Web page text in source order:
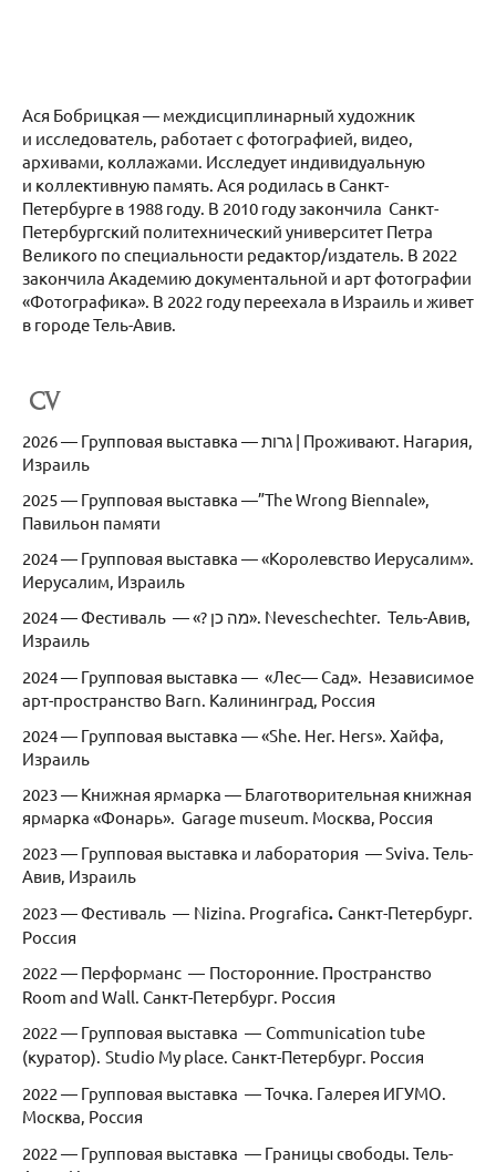
Ася Бобрицкая — междисциплинарный художник
и исследователь, работает с фотографией, видео,
архивами, коллажами. Исследует индивидуальную
и коллективную память. Ася родилась в Санкт-
Петербурге в 1988 году. В 2010 году закончила Санкт-
Петербургский политехнический университет Петра
Великого по специальности редактор/издатель. В 2022
закончила Академию документальной и арт фотографии
«Фотографика». В 2022 году переехала в Израиль и живет
в городе Тель-Авив.
CV
2026 — Групповая выставка — גרות | Проживают. Нагария,
Израиль
2025 — Групповая выставка —”The Wrong Biennale»,
Павильон памяти
2024 — Групповая выставка — «Королевство Иерусалим».
Иерусалим, Израиль
2024 — Фестиваль — «? מה כן». Nevеschechter‎. Тель-Авив,
Израиль
2024 — Групповая выставка — «Лес— Сад». Независимое
арт-пространство Barn. Калининград, Россия
2024 — Групповая выставка — «She. Her. Hers». Хайфа,
Израиль
2023 — Книжная ярмарка — Благотворительная книжная
ярмарка «Фонарь». Garage museum. Москва, Россия
2023 — Групповая выставка и лаборатория — Sviva. Тель-
Авив, Израиль
2023 — Фестиваль — Nizina. Prografica. Санкт-Петербург.
Россия
2022 — Перформанс — Посторонние. Пространство
Room and Wall. Санкт-Петербург. Россия
2022 — Групповая выставка — Communication tube
(куратор). Studio My place. Санкт-Петербург. Россия
2022 — Групповая выставка — Точка. Галерея ИГУМО.
Москва, Россия
2022 — Групповая выставка — Границы свободы. Тель-